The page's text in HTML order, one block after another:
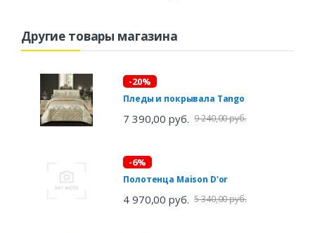
Другие товары магазина
-20%
Пледы и покрывала Tango
7 390,00 руб. 9 240,00 руб.
-6%
Полотенца Maison D'or
4 970,00 руб. 5 340,00 руб.